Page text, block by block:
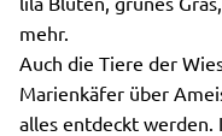
mehr.
Auch die Tiere der
Marienkäfer über
alles entdeckt